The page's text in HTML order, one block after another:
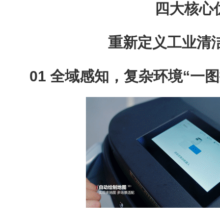
四大核心
重新定义工业清
01 全域感知，复杂环境“一图